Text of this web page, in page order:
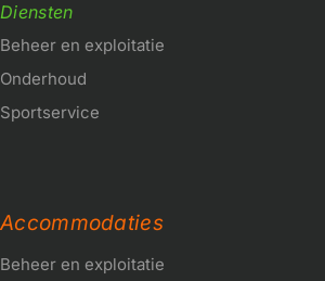
Diensten
Beheer en exploitatie
Onderhoud
Sportservice
Accommodaties
Beheer en exploitatie